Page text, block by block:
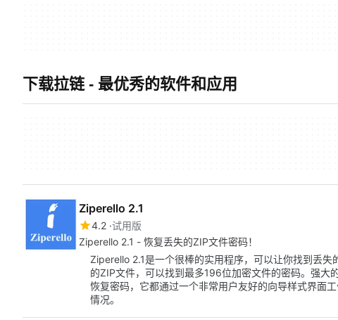
下载拉链 - 最优秀的软件和应用
Ziperello 2.1
4.2 试用版
Ziperello 2.1 - 恢复丢失的ZIP文件密码！
Ziperello 2.1是一个很棒的实用程序，可以让你找到丢
的ZIP文件，可以找到最多196位加密文件的密码。强大
恢复密码，它都通过一个非常用户友好的向导样式界面
情况。